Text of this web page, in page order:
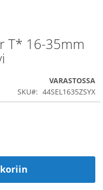
T* 16-35mm
VARASTOSSA
SKU
44SEL1635ZSYX